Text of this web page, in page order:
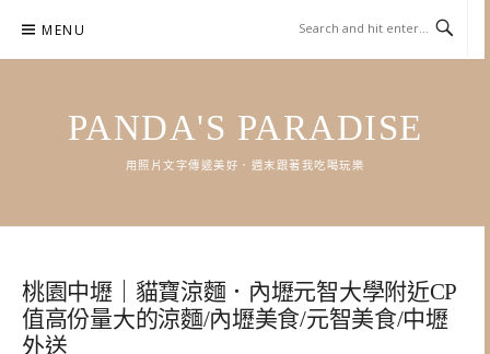
content
MENU
PANDA'S PARADISE
用照片文字傳遞美好．週末跟著我吃喝玩樂
桃園中壢｜貓寶涼麵．內壢元智大學附近CP
值高份量大的涼麵/內壢美食/元智美食/中壢
外送